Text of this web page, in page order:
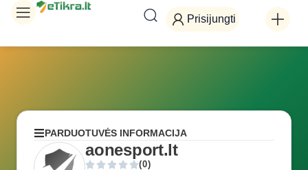
Prisijungti
PARDUOTUVĖS INFORMACIJA
aonesport.lt
(0)